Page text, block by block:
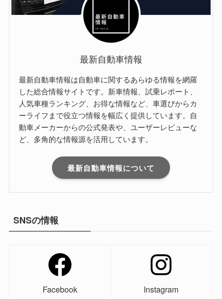
最新自動車情報
最新自動車情報は自動車に関するあらゆる情報を網羅
した総合情報サイトです。新車情報、試乗レポート、
人気車種ランキング、お得な情報など、車選びからカ
ーライフまで役立つ情報を幅広く提供しています。自
動車メーカーからの公式発表や、ユーザーレビューな
ど、多角的な情報源を活用しています。
最新自動車情報について
SNSの情報
Facebook Instagram